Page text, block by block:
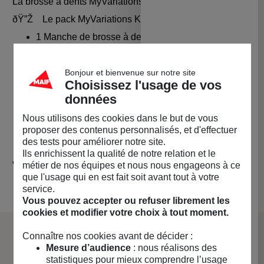
ðŸ”Ž
Le pack MyVariationsKids comprend :
1 Manche de brosse à dents électrique sonique
1 Tête de brosse Kids avec capuchon de
protection.
brosse
1 Câble de chargement USB-C
Vendu parMAIF Social Club (MAIF)
La marque MyVariations
Bonjour et bienvenue sur notre site
Choisissez l'usage de vos
données
Nous utilisons des cookies dans le but de vous
proposer des contenus personnalisés, et d'effectuer
des tests pour améliorer notre site.
Ils enrichissent la qualité de notre relation et le
métier de nos équipes et nous nous engageons à ce
que l'usage qui en est fait soit avant tout à votre
service.
Vous pouvez accepter ou refuser librement les
cookies et modifier votre choix à tout moment.
Connaître nos cookies avant de décider :
Mesure d’audience: nous réalisons des
statistiques pour mieux comprendre l’usage